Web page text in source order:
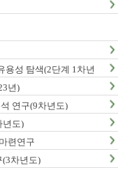
용성 탐색(2단계 1차년
년)
연구(9차년도)
년도)
련연구
(3차년도)